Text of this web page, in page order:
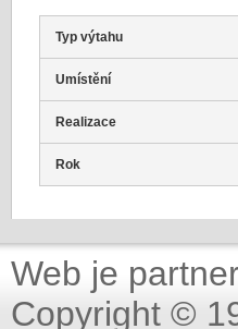
Typ výtahu
Umístění
Realizace
Rok
Web je
Copyright ©